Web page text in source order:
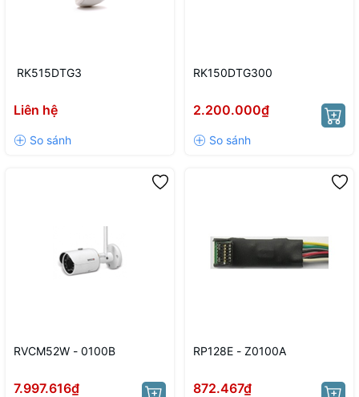
RK515DTG3
Liên hệ
RK150DTG300
2.200.000₫
RVCM52W - 0100B
7.997.616₫
RP128E - Z0100A
872.467₫